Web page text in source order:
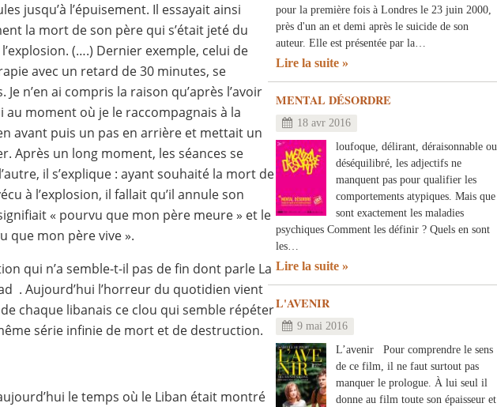
jusqu’à l’épuisement. Il essayait ainsi
la mort de son père qui s’était jeté du
(….) Dernier exemple, celui de
avec un retard de 30 minutes, se
n’en ai compris la raison qu’après l’avoir
moment où je le raccompagnais à la
avant puis un pas en arrière et mettait un
Après un long moment, les séances se
il s’explique : ayant souhaité la mort de
à l’explosion, il fallait qu’il annule son
« pourvu que mon père meure » et le
que mon père vive ».
qui n’a semble-t-il pas de fin dont parle La
. Aujourd’hui l’horreur du quotidien vient
chaque libanais ce clou qui semble répéter
série infinie de mort et de destruction.
le temps où le Liban était montré
pour la première fois à Londres le 23 juin 2000,
près d'un an et demi après le suicide de son
auteur. Elle est présentée par la…
Lire la suite
MENTAL DÉSORDRE
18 avr 2016
loufoque, délirant, déraisonnable ou
déséquilibré, les adjectifs ne
manquent pas pour qualifier les
comportements atypiques. Mais que
sont exactement les maladies
psychiques Comment les définir ? Quels en sont
les…
Lire la suite
L'AVENIR
9 mai 2016
L’avenir Pour comprendre le sens
de ce film, il ne faut surtout pas
manquer le prologue. À lui seul il
donne au film toute son épaisseur et